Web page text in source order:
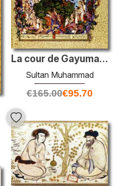
La cour de Gayumars
Sultan Muhammad
€165.00€95.70